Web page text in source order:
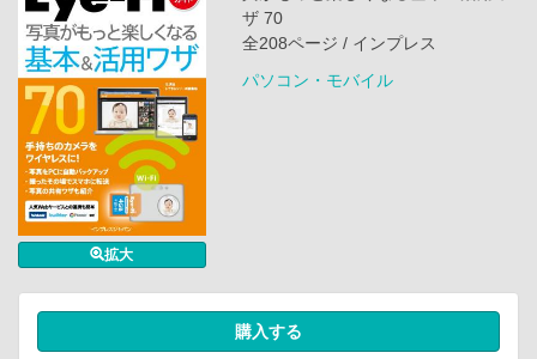
拡大
ザ 70
全208ページ / インプレス
パソコン・モバイル
購入する